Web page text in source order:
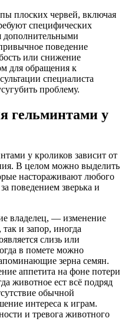
плоских червей, включая
специфических
дополнительными
поведение
или снижение
для обращения к
специалиста
проблему.
гельминтами у
у кроликов зависит от
В целом можно выделить
настораживают любого
поведением зверька и
владелец, — изменение
и запор, иногда
слизь или
в помете можно
зерна семян.
аппетита на фоне потери
животное ест всё подряд
обычной
интереса к играм.
и тревога животного